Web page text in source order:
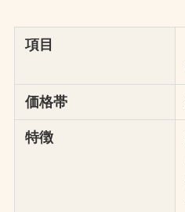
項目
価格帯
特徴